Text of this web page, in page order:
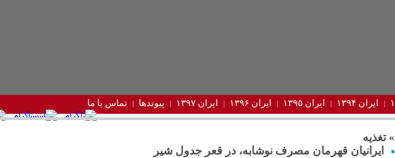
ایران ۱۳۹۴ ایران ۱۳۹۵ ایران ۱۳۹۶ ایران ۱۳۹۷ پیوندها تماس با ما
» تغذیه
ایرانیان قهرمان مصرف نوشابه، در قعر جدول شیر